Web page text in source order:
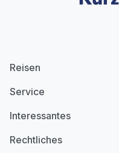
Reisen
Service
Interessantes
Rechtliches